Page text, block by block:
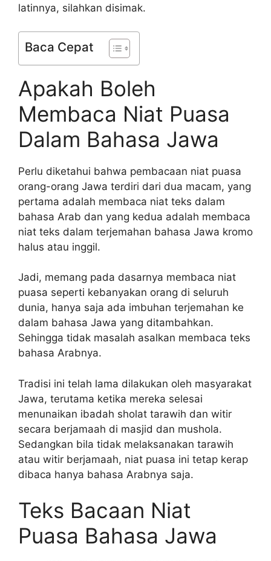
latinnya, silahkan disimak.
Baca Cepat
Apakah Boleh
Membaca Niat Puasa
Dalam Bahasa Jawa
Perlu diketahui bahwa pembacaan niat puasa
orang-orang Jawa terdiri dari dua macam, yang
pertama adalah membaca niat teks dalam
bahasa Arab dan yang kedua adalah membaca
niat teks dalam terjemahan bahasa Jawa kromo
halus atau inggil.
Jadi, memang pada dasarnya membaca niat
puasa seperti kebanyakan orang di seluruh
dunia, hanya saja ada imbuhan terjemahan ke
dalam bahasa Jawa yang ditambahkan.
Sehingga tidak masalah asalkan membaca teks
bahasa Arabnya.
Tradisi ini telah lama dilakukan oleh masyarakat
Jawa, terutama ketika mereka selesai
menunaikan ibadah sholat tarawih dan witir
secara berjamaah di masjid dan mushola.
Sedangkan bila tidak melaksanakan tarawih
atau witir berjamaah, niat puasa ini tetap kerap
dibaca hanya bahasa Arabnya saja.
Teks Bacaan Niat
Puasa Bahasa Jawa